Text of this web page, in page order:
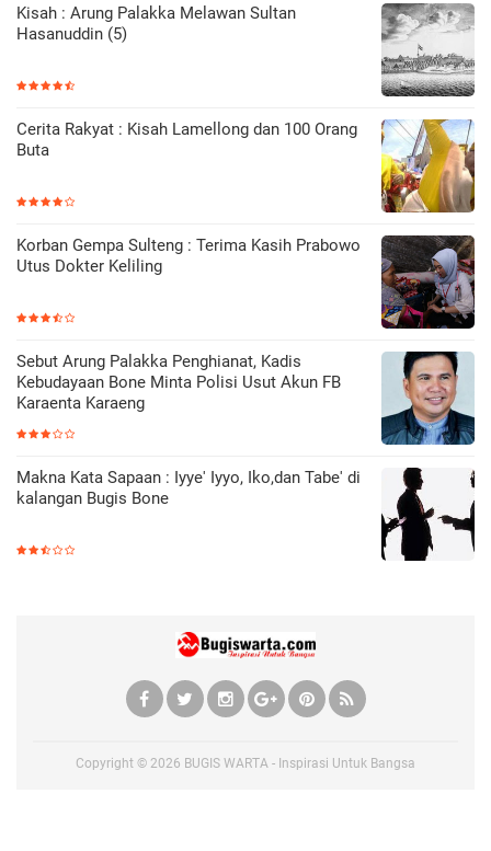
Kisah : Arung Palakka Melawan Sultan
Hasanuddin (5)
Cerita Rakyat : Kisah Lamellong dan 100 Orang
Buta
Korban Gempa Sulteng : Terima Kasih Prabowo
Utus Dokter Keliling
Sebut Arung Palakka Penghianat, Kadis
Kebudayaan Bone Minta Polisi Usut Akun FB
Karaenta Karaeng
Makna Kata Sapaan : Iyye' Iyyo, Iko,dan Tabe' di
kalangan Bugis Bone
Copyright © 2026 BUGIS WARTA - Inspirasi Untuk Bangsa